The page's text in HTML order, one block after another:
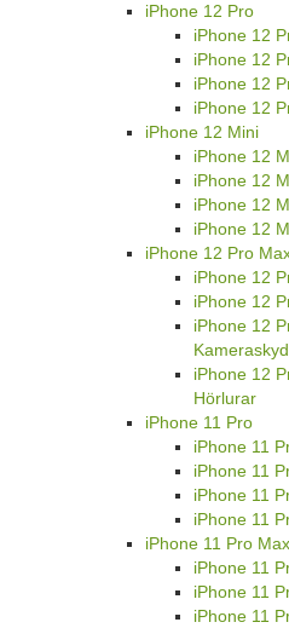
iPhone 12 Pro
iPhone 12
iPhone 12
iPhone 12
iPhone 12
iPhone 12 Mini
iPhone 12
iPhone 12
iPhone 12
iPhone 12
iPhone 12 Pro
iPhone 12
iPhone 12
iPhone 12
iPhone 12
Hörlurar
iPhone 11 Pro
iPhone 11
iPhone 11
iPhone 11
iPhone 11
iPhone 11 Pro Max
iPhone 11
iPhone 11
iPhone 11